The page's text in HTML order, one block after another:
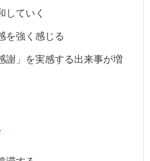
していく
を強く感じる
謝」を実感する出来事が増